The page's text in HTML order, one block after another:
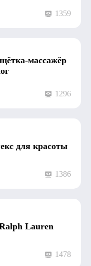
1359
массажёр
1296
для красоты
1386
Lauren
1478